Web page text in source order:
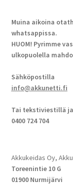
Muina aikoina
whatsappissa.
HUOM! Pyrimme
ulkopuolella
Sähköpostilla
info@akkunetti.fi
Tai tekstiviestillä
0400 724 704
Akkukeidas Oy,
Toreenintie 10 G
01900 Nurmijärvi